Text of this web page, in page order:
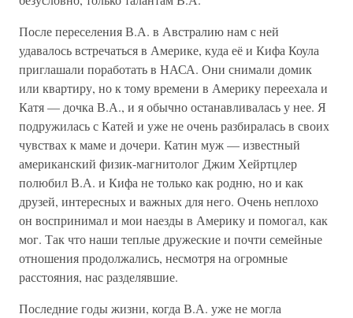
После переселения В.А. в Австралию нам с ней
удавалось встречаться в Америке, куда её и Кифа Коула
приглашали поработать в НАСА. Они снимали домик
или квартиру, но к тому времени в Америку переехала и
Катя — дочка В.А., и я обычно останавливалась у нее. Я
подружилась с Катей и уже не очень разбиралась в своих
чувствах к маме и дочери. Катин муж — известный
американский физик-магнитолог Джим Хейртцлер
полюбил В.А. и Кифа не только как родню, но и как
друзей, интересных и важных для него. Очень неплохо
он воспринимал и мои наезды в Америку и помогал, как
мог. Так что наши теплые дружеские и почти семейные
отношения продолжались, несмотря на огромные
расстояния, нас разделявшие.
Последние годы жизни, когда В.А. уже не могла